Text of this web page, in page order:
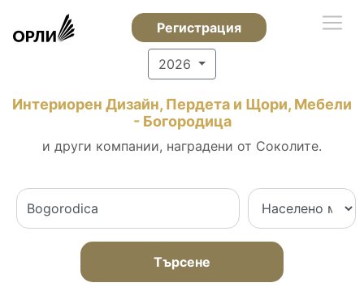
Регистрация
2026
Интериорен Дизайн, Пердета и Щори, Мебели
- Богородица
и други компании, наградени от Соколите.
Търсене